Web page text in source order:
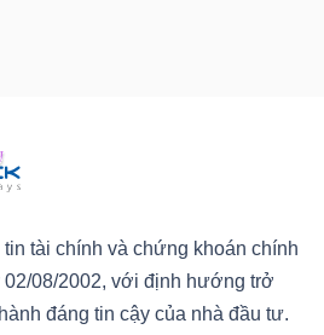
tài chính và chứng khoán chính
08/2002, với định hướng trở
đáng tin cậy của nhà đầu tư.